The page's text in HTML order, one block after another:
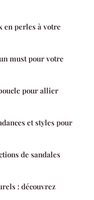
en perles à votre
must pour votre
pour allier
et styles pour
de sandales
: découvrez